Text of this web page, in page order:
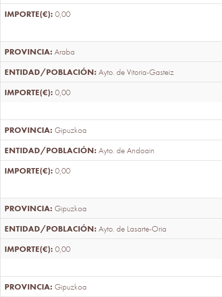
0,00
Araba
Ayto. de Vitoria-Gasteiz
0,00
Gipuzkoa
Ayto. de Andoain
0,00
Gipuzkoa
Ayto. de Lasarte-Oria
0,00
Gipuzkoa